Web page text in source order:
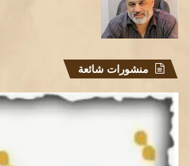
منشورات شائعة